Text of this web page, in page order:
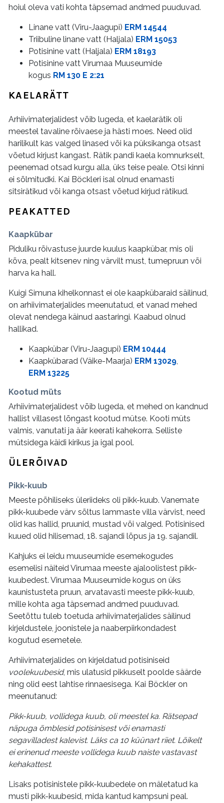
hoiul oleva vati kohta täpsemad andmed puuduvad.
Linane vatt (Viru-Jaagupi) ERM 14544
Triibuline linane vatt (Haljala) ERM 15053
Potisinine vatt (Haljala) ERM 18193
Potisinine vatt Virumaa Muuseumide
kogus RM 130 E 2:21
KAELARÄTT
Arhiivimaterjalidest võib lugeda, et kaelarätik oli
meestel tavaline rõivaese ja hästi moes. Need olid
harilikult kas valged linased või ka püksikanga otsast
võetud kirjust kangast. Rätik pandi kaela komnurkselt,
peenemad otsad kurgu alla, üks teise peale. Otsi kinni
ei sõlmitudki. Kai Böckleri isal olnud enamasti
sitsirätikud või kanga otsast võetud kirjud rätikud.
PEAKATTED
Kaapkübar
Piduliku rõivastuse juurde kuulus kaapkübar, mis oli
kõva, pealt kitsenev ning värvilt must, tumepruun või
harva ka hall.
Kuigi Simuna kihelkonnast ei ole kaapkübaraid säilinud,
on arhiivimaterjalides meenutatud, et vanad mehed
olevat nendega käinud aastaringi. Kaabud olnud
hallikad.
Kaapkübar (Viru-Jaagupi) ERM 10444
Kaapkübarad (Väike-Maarja) ERM 13029,
ERM 13225
Kootud müts
Arhiivimaterjalidest võib lugeda, et mehed on kandnud
hallist villasest lõngast kootud mütse. Kooti müts
valmis, vanutati ja äär keerati kahekorra. Selliste
mütsidega käidi kirikus ja igal pool.
ÜLERÕIVAD
Pikk-kuub
Meeste põhiliseks üleriideks oli pikk-kuub. Vanemate
pikk-kuubede värv sõltus lammaste villa värvist, need
olid kas hallid, pruunid, mustad või valged. Potisinised
kuued olid hilisemad, 18. sajandi lõpus ja 19. sajandil.
Kahjuks ei leidu muuseumide esemekogudes
esemelisi näiteid Virumaa meeste ajaloolistest pikk-
kuubedest. Virumaa Muuseumide kogus on üks
kaunistusteta pruun, arvatavasti meeste pikk-kuub,
mille kohta aga täpsemad andmed puuduvad.
Seetõttu tuleb toetuda arhiivimaterjalides säilinud
kirjeldustele, joonistele ja naaberpiirkondadest
kogutud esemetele.
Arhiivimaterjalides on kirjeldatud potisiniseid
voolekuubesid, mis ulatusid pikkuselt poolde säärde
ning olid eest lahtise rinnaesisega. Kai Böckler on
meenutanud:
Pikk-kuub, vollidega kuub, oli meestel ka. Rätsepad
näpuga õmblesid potisinisest või enamasti
segavilladest kalevist. Läks ca 10 küünart riiet. Lõikelt
ei erinenud meeste vollidega kuub naiste vastavast
kehakattest.
Lisaks potisinistele pikk-kuubedele on mäletatud ka
musti pikk-kuubesid, mida kantud kampsuni peal.